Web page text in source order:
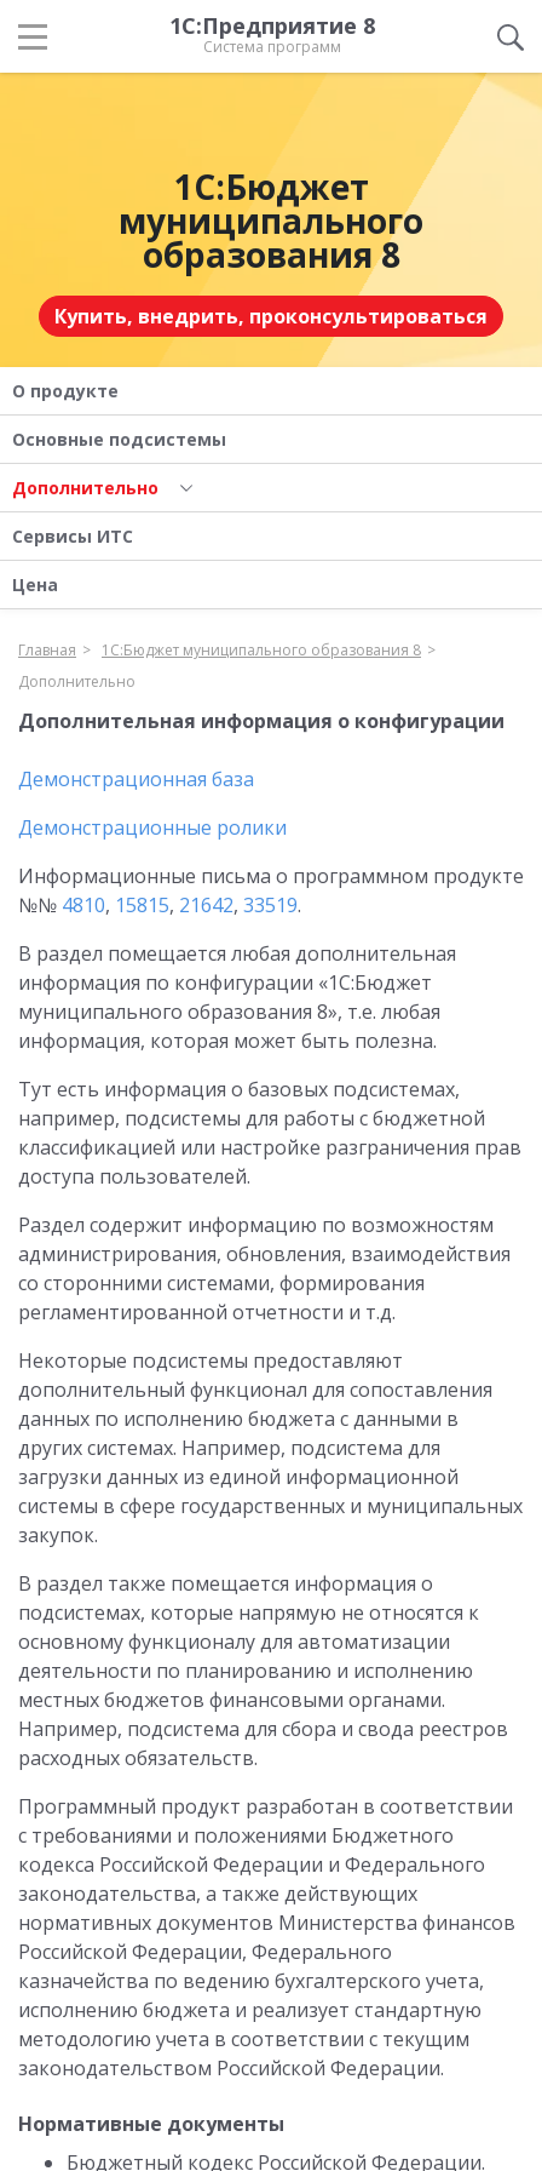
1С:Предприятие 8
Система программ
1С:Бюджет
муниципального
образования 8
Купить, внедрить, проконсультироваться
О продукте
Основные подсистемы
Дополнительно
Сервисы ИТС
Цена
Главная
1С:Бюджет муниципального образования 8
Дополнительно
Дополнительная информация о конфигурации
Демонстрационная база
Демонстрационные ролики
Информационные письма о программном продукте
№№ 4810, 15815, 21642, 33519.
В раздел помещается любая дополнительная
информация по конфигурации «1С:Бюджет
муниципального образования 8», т.е. любая
информация, которая может быть полезна.
Тут есть информация о базовых подсистемах,
например, подсистемы для работы с бюджетной
классификацией или настройке разграничения прав
доступа пользователей.
Раздел содержит информацию по возможностям
администрирования, обновления, взаимодействия
со сторонними системами, формирования
регламентированной отчетности и т.д.
Некоторые подсистемы предоставляют
дополнительный функционал для сопоставления
данных по исполнению бюджета с данными в
других системах. Например, подсистема для
загрузки данных из единой информационной
системы в сфере государственных и муниципальных
закупок.
В раздел также помещается информация о
подсистемах, которые напрямую не относятся к
основному функционалу для автоматизации
деятельности по планированию и исполнению
местных бюджетов финансовыми органами.
Например, подсистема для сбора и свода реестров
расходных обязательств.
Программный продукт разработан в соответствии
с требованиями и положениями Бюджетного
кодекса Российской Федерации и Федерального
законодательства, а также действующих
нормативных документов Министерства финансов
Российской Федерации, Федерального
казначейства по ведению бухгалтерского учета,
исполнению бюджета и реализует стандартную
методологию учета в соответствии с текущим
законодательством Российской Федерации.
Нормативные документы
Бюджетный кодекс Российской Федерации.